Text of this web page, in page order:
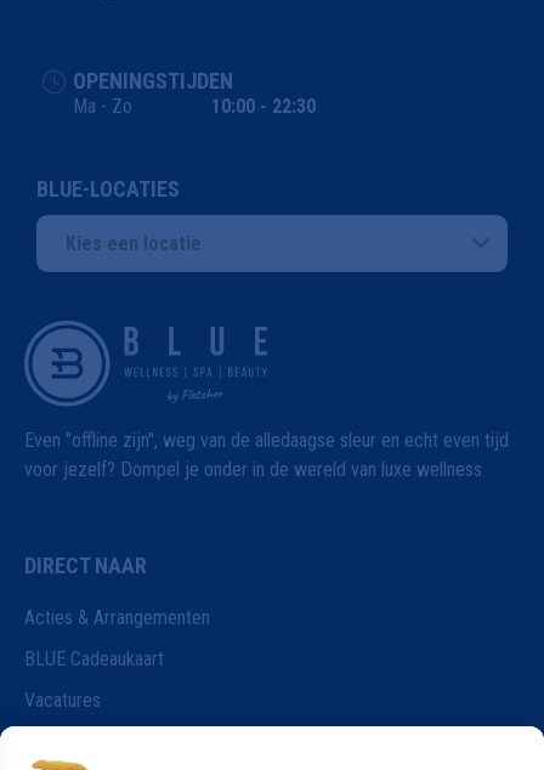
OPENINGSTIJDEN
Ma - Zo 10:00 - 22:30
BLUE-LOCATIES
Kies een locatie
Even "offline zijn", weg van de alledaagse sleur en echt even tijd
voor jezelf? Dompel je onder in de wereld van luxe wellness.
DIRECT NAAR
Acties & Arrangementen
BLUE Cadeaukaart
Vacatures